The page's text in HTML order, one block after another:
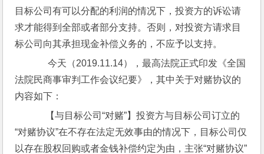
目标公司有可以分配的利润的情况下，投资方的诉讼请
求才能得到全部或者部分支持。否则，对投资方请求目
标公司向其承担现金补偿义务的，不应予以支持。
今天（2019.11.14），最高法院正式印发《全国
法院民商事审判工作会议纪要》，其中关于对赌协议的
内容如下：
【与目标公司“对赌”】投资方与目标公司订立的
“对赌协议”在不存在法定无效事由的情况下，目标公司仅
以存在股权回购或者金钱补偿约定为由，主张“对赌协议”